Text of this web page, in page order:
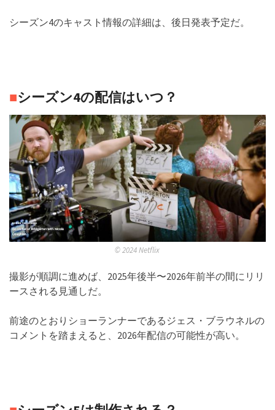
シーズン4のキャスト情報の詳細は、後日発表予定だ。
■シーズン4の配信はいつ？
© 2024 Netflix
撮影が順調に進めば、2025年後半〜2026年前半の間にリリ
ースされる見通しだ。
前途のとおりショーランナーであるジェス・ブラウネルの
コメントを踏まえると、2026年配信の可能性が高い。